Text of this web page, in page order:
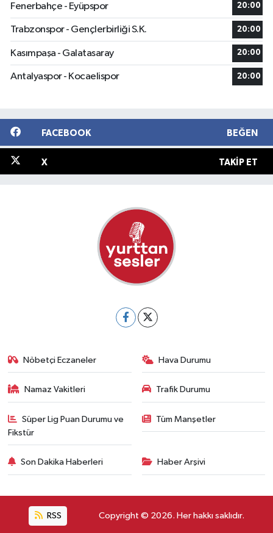
Fenerbahçe - Eyüpspor 20:00
Trabzonspor - Gençlerbirliği S.K. 20:00
Kasımpaşa - Galatasaray 20:00
Antalyaspor - Kocaelispor 20:00
FACEBOOK BEĞEN
X TAKIP ET
Nöbetçi Eczaneler Hava Durumu
Namaz Vakitleri Trafik Durumu
Süper Lig Puan Durumu ve
Fikstür
Tüm Manşetler
Son Dakika Haberleri Haber Arşivi
RSS Copyright © 2026. Her hakkı saklıdır.